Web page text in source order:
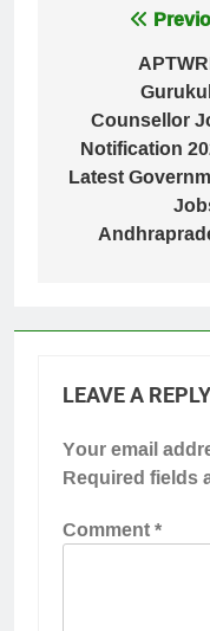
navigation
Counsellor
Notification
Latest
LEAVE A REPLY
Your email
Required fields
Comment*